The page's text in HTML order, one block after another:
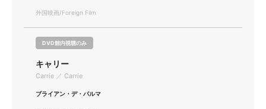
外国映画/Foreign Film
DVD館内視聴のみ
キャリー
Carrie ／ Carrie
ブライアン・デ・パルマ